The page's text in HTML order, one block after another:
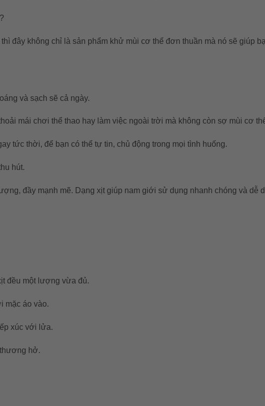
đây không chỉ là sản phẩm khử mùi cơ thể đơn thuần mà nó sẽ giúp
và sạch sẽ cả ngày.
mái chơi thể thao hay làm việc ngoài trời mà không còn sợ mùi cơ
tức thời, để bạn có thể tự tin, chủ động trong mọi tình huống.
hút.
đầy mạnh mẽ. Dạng xịt giúp nam giới sử dụng nhanh chóng và dễ
đều một lượng vừa đủ.
mặc áo vào.
xúc với lửa.
hở.